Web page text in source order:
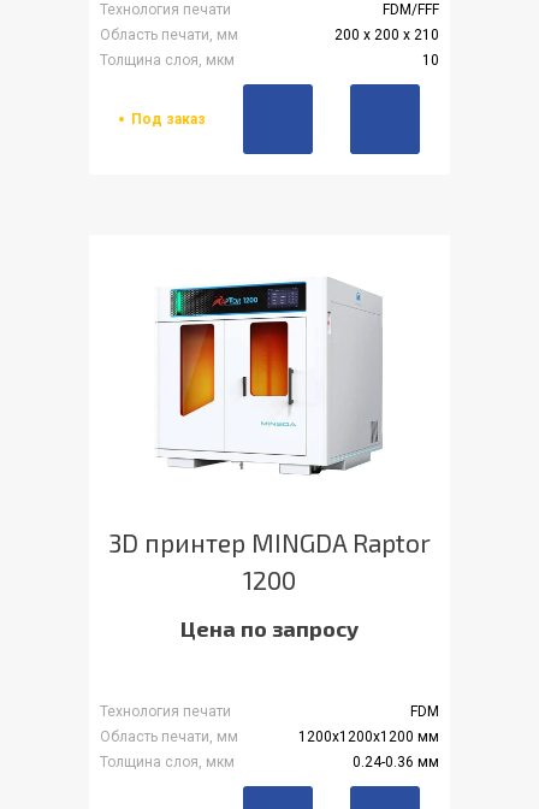
Технология печати
FDM/FFF
Область печати, мм
200 х 200 х 210
Толщина слоя, мкм
10
Под заказ
3D принтер MINGDA Raptor
1200
Цена по запросу
Технология печати
FDM
Область печати, мм
1200x1200x1200 мм
Толщина слоя, мкм
0.24-0.36 мм